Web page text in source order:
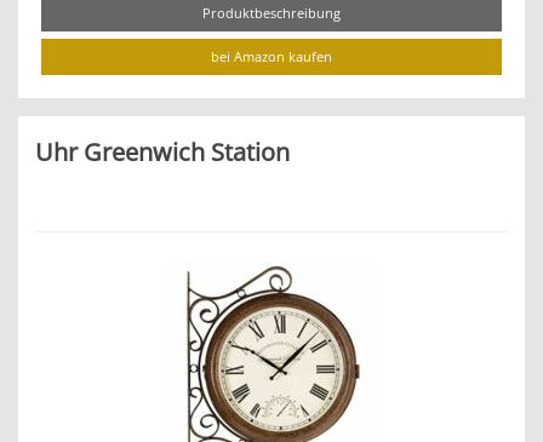
Produktbeschreibung
bei Amazon kaufen
Uhr Greenwich Station